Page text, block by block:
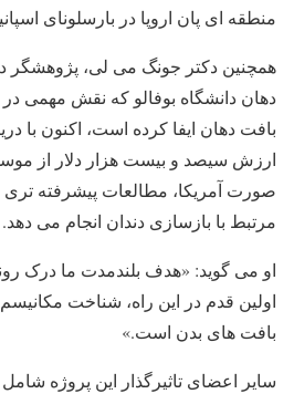
منطقه ای پان اروپا در بارسلونای
همچنین دکتر جونگ می لی،
بافت دهان ایفا کرده است، اکنون با
ارزش سیصد و بیست هزار دلار از
صورت آمریکا، مطالعات پیشرفته
مرتبط با بازسازی دندان انجام می دهد.
او می گوید: «هدف بلندمدت ما درک
اولین قدم در این راه، شناخت
بافت های بدن است.»
سایر اعضای تاثیرگذار این پروژه